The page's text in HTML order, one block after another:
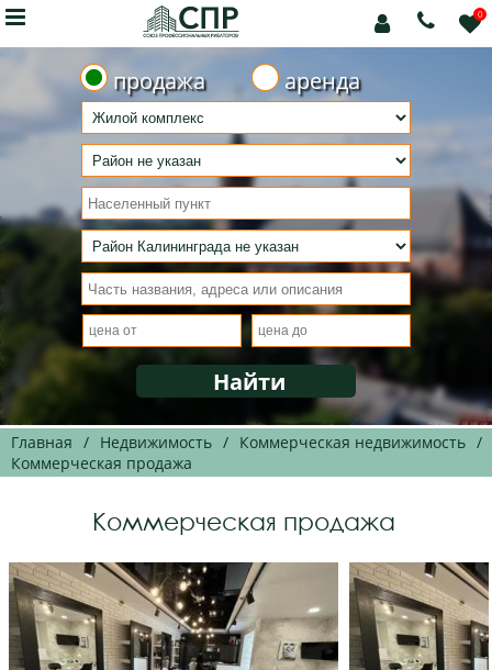
 0


продажа аренда
Главная / Недвижимость / Коммерческая недвижимость /
Коммерческая продажа
Коммерческая продажа